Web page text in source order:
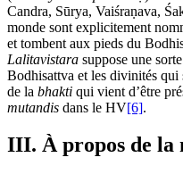
Candra, Sūrya, Vaiśraṇava,
monde sont explicitement
et tombent aux pieds du
Lalitavistara suppose une
Bodhisattva et les divinités qui
de la bhakti qui vient d’être
mutandis dans le HV[6].
III. À propos de la